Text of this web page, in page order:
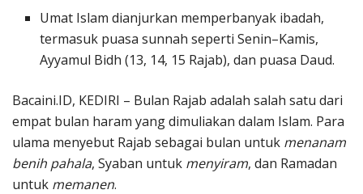
Umat Islam dianjurkan memperbanyak ibadah,
termasuk puasa sunnah seperti Senin–Kamis,
Ayyamul Bidh (13, 14, 15 Rajab), dan puasa Daud.
Bacaini.ID, KEDIRI – Bulan Rajab adalah salah satu dari
empat bulan haram yang dimuliakan dalam Islam. Para
ulama menyebut Rajab sebagai bulan untuk menanam
benih pahala, Syaban untuk menyiram, dan Ramadan
untuk memanen.